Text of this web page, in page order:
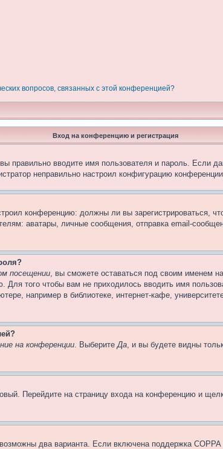
вопросов, связанных с этой конференцией?
Вход на конференцию и регистрация
правильно вводите имя пользователя и пароль. Если
неправильно настроил конфигурацию
конференцию: должны ли вы зарегистрироваться,
аватары, личные сообщения, отправка email-
посещении, вы сможете оставаться под своим именем
Для того чтобы вам не приходилось вводить имя
например в библиотеке, интернет-кафе,
на конференции. ВыберитеДа, и вы будете видны
Перейдите на страницу входа на конференцию и
два варианта. Если включена поддержка